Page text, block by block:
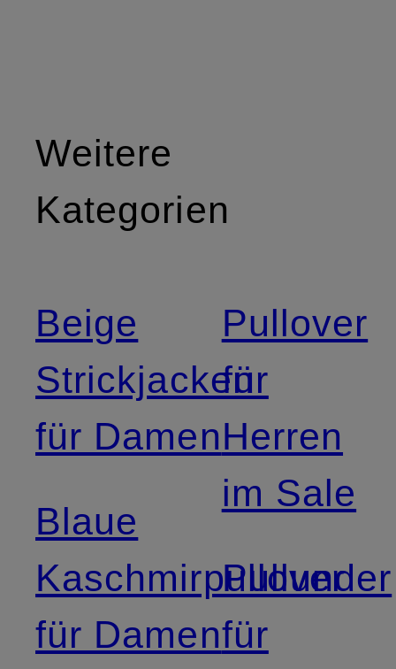
Weitere
Kategorien
Beige
Strickjacken
für Damen
Blaue
Kaschmirpullover
für Damen
Pullover
für
Herren
im Sale
Pullunder
für